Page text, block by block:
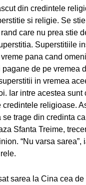
din credintele
si religie. Se
care nu prea stie
Superstitiile
pana cand
de pe vremea
in vremea
Iar intre acestea
religioase.
se trage din credinta
Sfanta Treime,
“Nu varsa
sarea la Cina cea